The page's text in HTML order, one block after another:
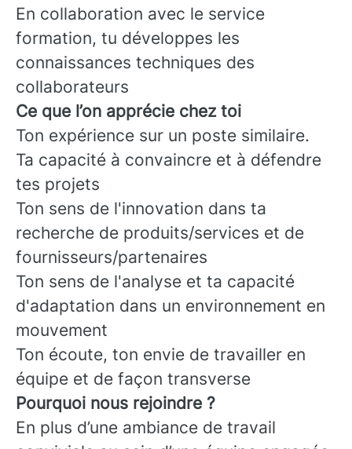
En collaboration avec le service
formation, tu développes les
connaissances techniques des
collaborateurs
Ce que l’on apprécie chez toi
Ton expérience sur un poste similaire.
Ta capacité à convaincre et à défendre
tes projets
Ton sens de l'innovation dans ta
recherche de produits/services et de
fournisseurs/partenaires
Ton sens de l'analyse et ta capacité
d'adaptation dans un environnement en
mouvement
Ton écoute, ton envie de travailler en
équipe et de façon transverse
Pourquoi nous rejoindre ?
En plus d’une ambiance de travail